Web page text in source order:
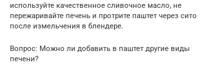
используйте качественное сливочное масло, не
пережаривайте печень и протрите паштет через сито
после измельчения в блендере.
Вопрос: Можно ли добавить в паштет другие виды
печени?